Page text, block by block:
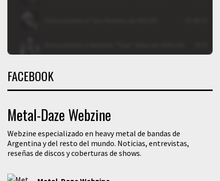
FACEBOOK
Metal-Daze Webzine
Webzine especializado en heavy metal de bandas de
Argentina y del resto del mundo. Noticias, entrevistas,
reseñas de discos y coberturas de shows.